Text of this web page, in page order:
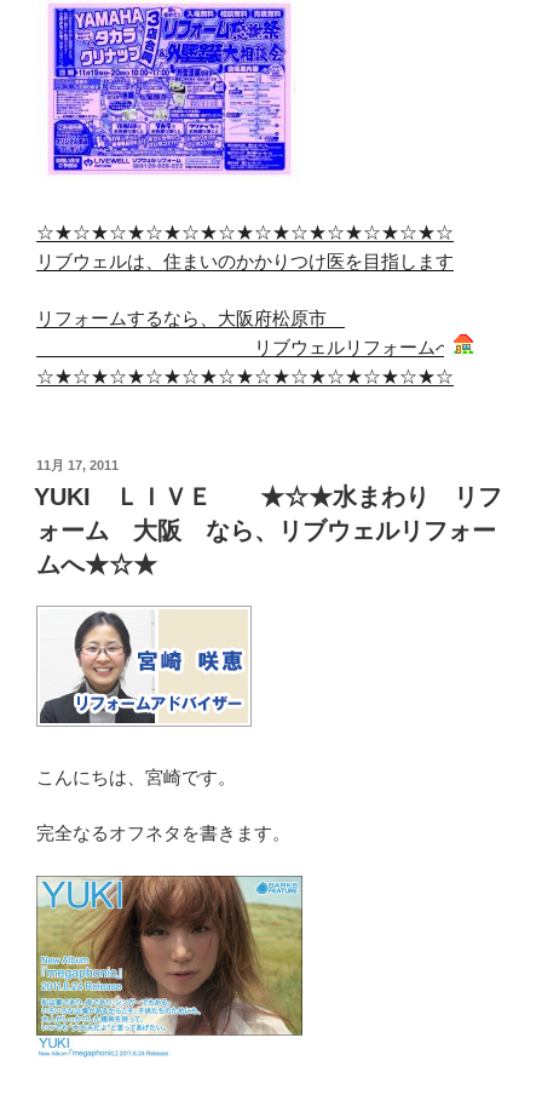
☆★☆★☆★☆★☆★☆★☆★☆★☆★☆★☆★☆
リブウェルは、住まいのかかりつけ医を目指します
リフォームするなら、大阪府松原市
リブウェルリフォームへ
☆★☆★☆★☆★☆★☆★☆★☆★☆★☆★☆★☆
投
稿
日:
11月 17, 2011
YUKI ＬＩＶＥ ★☆★水まわり リフ
ォーム 大阪 なら、リブウェルリフォー
ムへ★☆★
こんにちは、宮崎です。
完全なるオフネタを書きます。